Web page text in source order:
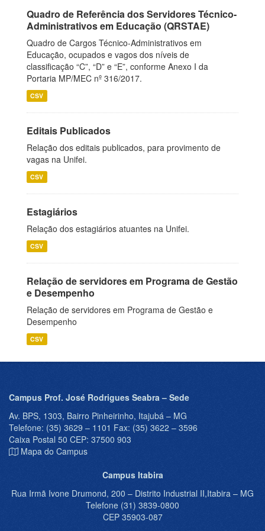
Quadro de Referência dos Servidores Técnico-
Administrativos em Educação (QRSTAE)
Quadro de Cargos Técnico-Administrativos em
Educação, ocupados e vagos dos níveis de
classificação “C”, “D” e “E”, conforme Anexo I da
Portaria MP/MEC nº 316/2017.
CSV
Editais Publicados
Relação dos editais publicados, para provimento de
vagas na Unifei.
CSV
Estagiários
Relação dos estagiários atuantes na Unifei.
CSV
Relação de servidores em Programa de Gestão
e Desempenho
Relação de servidores em Programa de Gestão e
Desempenho
CSV
Campus Prof. José Rodrigues Seabra – Sede
Av. BPS, 1303, Bairro Pinheirinho, Itajubá – MG
Telefone: (35) 3629 – 1101 Fax: (35) 3622 – 3596
Caixa Postal 50 CEP: 37500 903
Mapa do Campus
Campus Itabira
Rua Irmã Ivone Drumond, 200 – Distrito Industrial II,Itabira – MG
Telefone (31) 3839-0800
CEP 35903-087